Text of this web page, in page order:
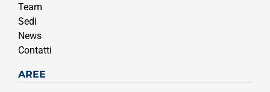
Team
Sedi
News
Contatti
AREE